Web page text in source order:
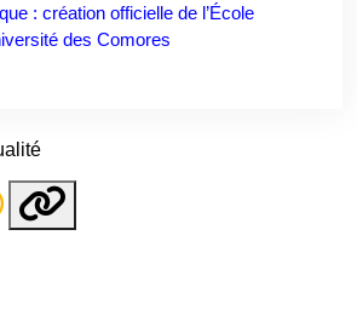
: création officielle de l’École
des Comores